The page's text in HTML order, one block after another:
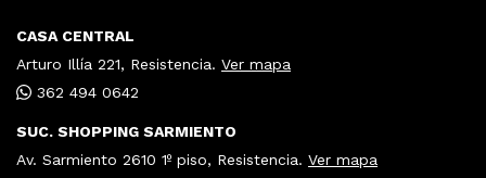
CASA CENTRAL
Arturo Illía 221, Resistencia. Ver mapa
362 494 0642
SUC. SHOPPING SARMIENTO
Av. Sarmiento 2610 1º piso, Resistencia. Ver mapa